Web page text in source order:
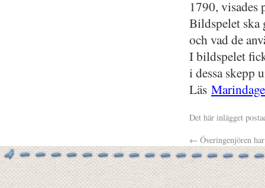
1790, visades
Bildspelet ska
och vad de
I bildspelet
i dessa skepp
Läs
Det här inlägget
← Överingenjören